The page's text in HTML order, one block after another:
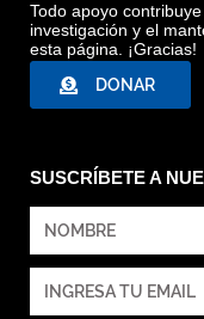
Todo apoyo
investigación y el
esta página. ¡Gracias!
DONAR
SUSCRÍBETE A